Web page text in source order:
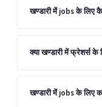
खण्डारी में jobs के लिए
क्या खण्डारी में फ्रेशर्स
खण्डारी में jobs के लिए